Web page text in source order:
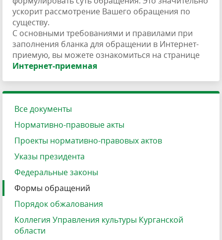
ускорит рассмотрение Вашего обращения по
существу.
С основными требованиями и правилами при
заполнения бланка для обращении в Интернет-
приемую, вы можете ознакомиться на странице
Интернет-приемная
Все документы
Нормативно-правовые акты
Проекты нормативно-правовых актов
Указы президента
Федеральные законы
Формы обращений
Порядок обжалования
Коллегия Управления культуры Курганской
области